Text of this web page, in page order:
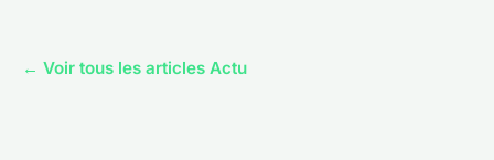
← Voir tous les articles Actu